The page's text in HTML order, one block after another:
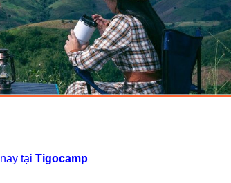
tại Tigocamp